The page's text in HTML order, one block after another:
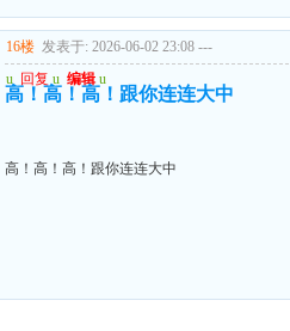
16楼 发表于: 2026-06-02 23:08 ---
u 回复 u 编辑 u
高！高！高！跟你连连大中
高！高！高！跟你连连大中